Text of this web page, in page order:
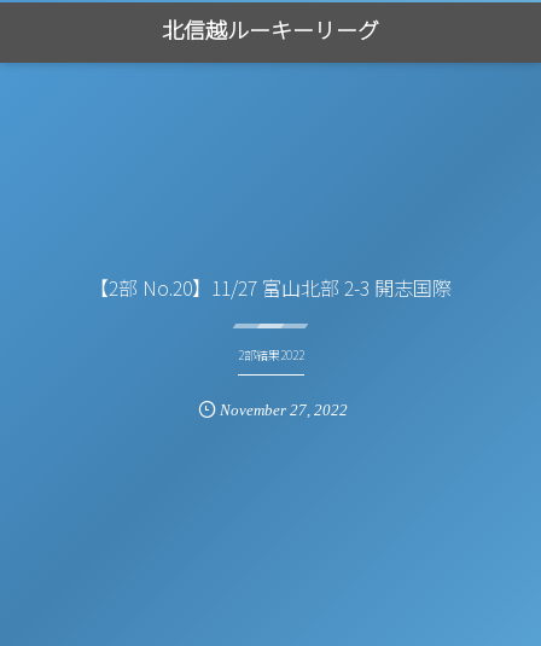
北信越ルーキーリーグ
【2部 No.20】11/27 富山北部 2-3 開志国際
2部結果2022
November 27, 2022